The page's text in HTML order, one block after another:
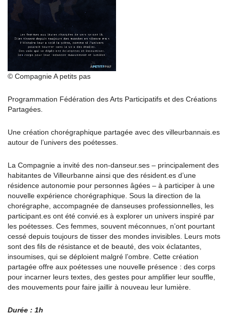
© Compagnie A petits pas
Programmation Fédération des Arts Participatifs et des Créations
Partagées.
Une création chorégraphique partagée avec des villeurbannais.es
autour de l’univers des poétesses.
La Compagnie a invité des non-danseur.ses – principalement des
habitantes de Villeurbanne ainsi que des résident.es d’une
résidence autonomie pour personnes âgées – à participer à une
nouvelle expérience chorégraphique. Sous la direction de la
chorégraphe, accompagnée de danseuses professionnelles, les
participant.es ont été convié.es à explorer un univers inspiré par
les poétesses. Ces femmes, souvent méconnues, n’ont pourtant
cessé depuis toujours de tisser des mondes invisibles. Leurs mots
sont des fils de résistance et de beauté, des voix éclatantes,
insoumises, qui se déploient malgré l’ombre. Cette création
partagée offre aux poétesses une nouvelle présence : des corps
pour incarner leurs textes, des gestes pour amplifier leur souffle,
des mouvements pour faire jaillir à nouveau leur lumière.
Durée : 1h